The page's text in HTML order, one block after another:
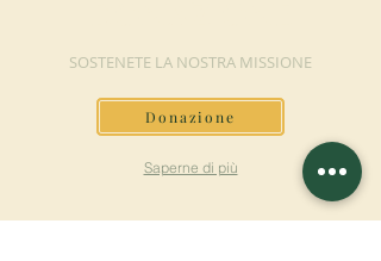
SOSTENETE LA NOSTRA MISSIONE
Donazione
Saperne di più